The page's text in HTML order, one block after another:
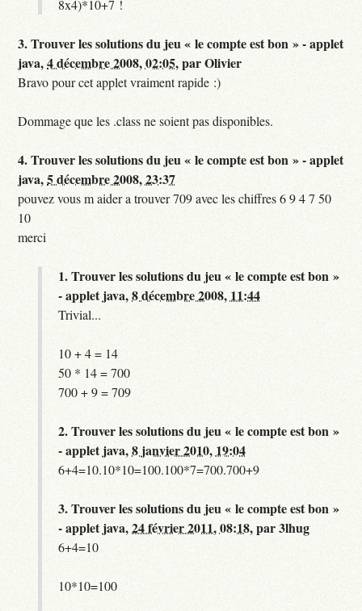
8x4)*10+7 !
3.Trouver les solutions du jeu « le compte est bon » - applet
java,4 décembre 2008, 02:05,parOlivier
Bravo pour cet applet vraiment rapide :)
Dommage que les .class ne soient pas disponibles.
4.Trouver les solutions du jeu « le compte est bon » - applet
java,5 décembre 2008, 23:37
pouvez vous m aider a trouver 709 avec les chiffres 6 9 4 7 50
10
merci
1.Trouver les solutions du jeu « le compte est bon »
- applet java,8 décembre 2008, 11:44
Trivial...
10 + 4 = 14
50 * 14 = 700
700 + 9 = 709
2.Trouver les solutions du jeu « le compte est bon »
- applet java,8 janvier 2010, 19:04
6+4=10.10*10=100.100*7=700.700+9
3.Trouver les solutions du jeu « le compte est bon »
- applet java,24 février 2011, 08:18,par3lhug
6+4=10
10*10=100